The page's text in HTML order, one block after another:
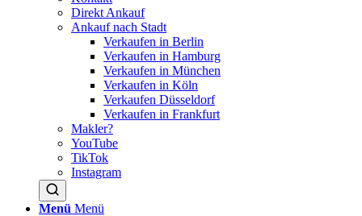
Direkt Ankauf
Ankauf nach Stadt
Verkaufen in Berlin
Verkaufen in Hamburg
Verkaufen in München
Verkaufen in Köln
Verkaufen Düsseldorf
Verkaufen in Frankfurt
Makler?
YouTube
TikTok
Instagram
Menü Menü